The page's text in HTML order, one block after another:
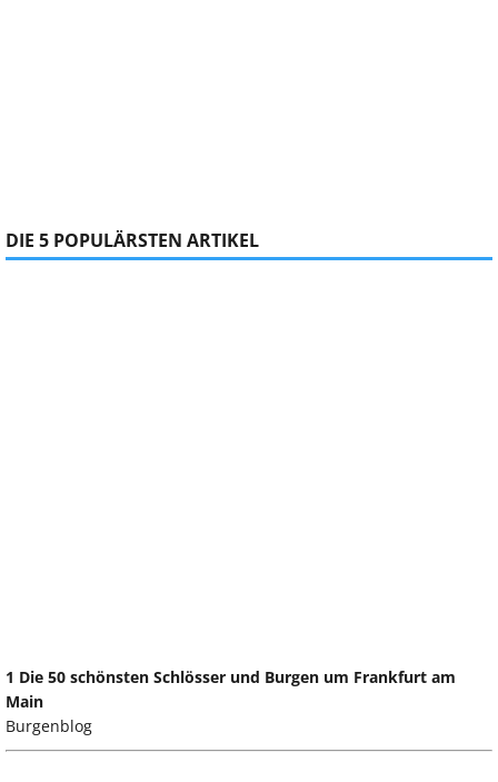
DIE 5 POPULÄRSTEN ARTIKEL
1 Die 50 schönsten Schlösser und Burgen um Frankfurt am
Main
Burgenblog